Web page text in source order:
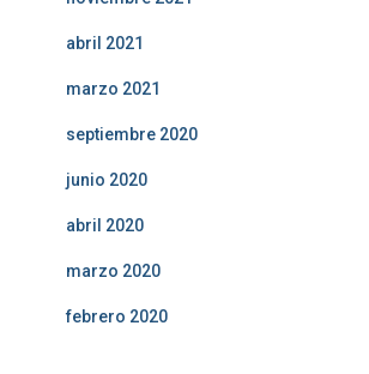
abril 2021
marzo 2021
septiembre 2020
junio 2020
abril 2020
marzo 2020
febrero 2020